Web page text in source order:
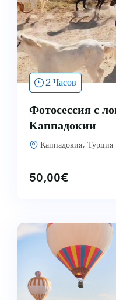
Приключенческие
Туры на воздушном
Экскурсии на
Восточно-
Юго-Восточный
2 Часов
Фотосессия с
Каппадокии
Каппадокия, Турция
50,00€